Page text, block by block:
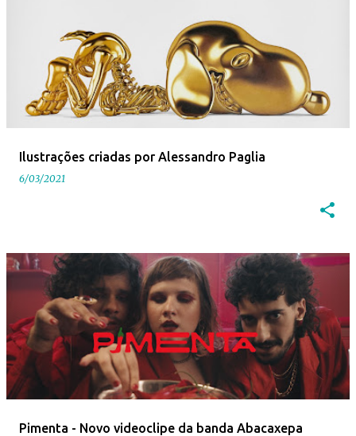
Ilustrações criadas por Alessandro Paglia
6/03/2021
Pimenta - Novo videoclipe da banda Abacaxepa